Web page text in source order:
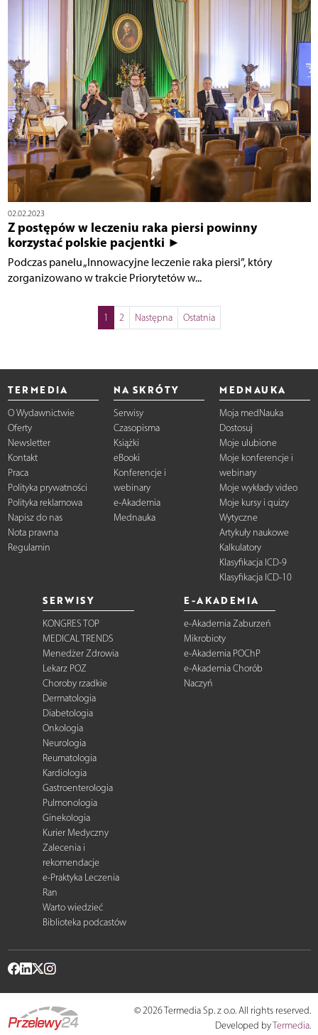
02.02.2023
Z postępów w leczeniu raka piersi powinny
korzystać polskie pacjentki ►
Podczas panelu „Innowacyjne leczenie raka piersi”, który
zorganizowano w trakcie Priorytetów w...
1 2 Następna Ostatnia
TERMEDIA
O Wydawnictwie
Oferty
Newsletter
Kontakt
Praca
Polityka prywatności
Polityka reklamowa
Napisz do nas
Nota prawna
Regulamin
NA SKRÓTY
Serwisy
Czasopisma
Książki
eBooki
Konferencje i
webinary
e-Akademia
Mednauka
MEDNAUKA
Moja medNauka
Dostosuj
Moje ulubione
Moje konferencje i
webinary
Moje wykłady video
Moje kursy i quizy
Wytyczne
Artykuły naukowe
Kalkulatory
Klasyfikacja ICD-9
Klasyfikacja ICD-10
SERWISY
KONGRES TOP
MEDICAL TRENDS
Menedżer Zdrowia
Lekarz POZ
Choroby rzadkie
Dermatologia
Diabetologia
Onkologia
Neurologia
Reumatologia
Kardiologia
Gastroenterologia
Pulmonologia
Ginekologia
Kurier Medyczny
Zalecenia i
rekomendacje
e-Praktyka Leczenia
Ran
Warto wiedzieć
Biblioteka podcastów
E-AKADEMIA
e-Akademia Zaburzeń
Mikrobioty
e-Akademia POChP
e-Akademia Chorób
Naczyń
© 2026 Termedia Sp. z o.o. All rights reserved.
Developed byTermedia.